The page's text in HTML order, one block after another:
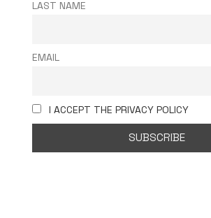
LAST NAME
EMAIL
I ACCEPT THE PRIVACY POLICY